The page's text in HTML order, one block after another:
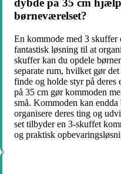
dybde på 35 cm
børneværelset?
En kommode med 3 skuffer
fantastisk løsning til at
skuffer kan du opdele
separate rum, hvilket gør
finde og holde styr på deres
på 35 cm gør kommoden
små. Kommoden kan
organisere deres ting og
set tilbyder en 3-skuffet
og praktisk